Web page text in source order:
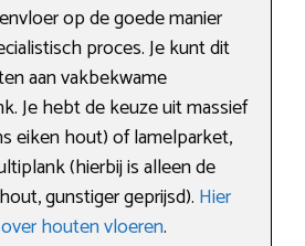
op de goede manier
proces. Je kunt dit
aan vakbekwame
Je hebt de keuze uit massief
eiken hout) of lamelparket,
(hierbij is alleen de
gunstiger geprijsd). Hier
houten vloeren.